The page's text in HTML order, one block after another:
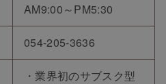
AM9:00～PM5:30
054-205-3636
・業界初のサブスク型